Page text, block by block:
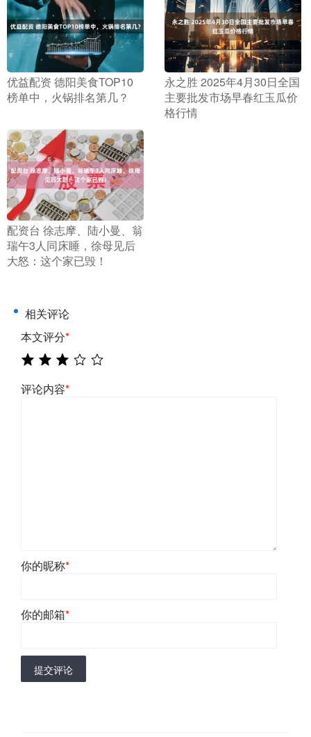
​优益配资 德阳美食TOP10
榜单中，火锅排名第几？
​永之胜 2025年4月30日全国
主要批发市场早春红玉瓜价
格行情
​配资台 徐志摩、陆小曼、翁
瑞午3人同床睡，徐母见后
大怒：这个家已毁！
相关评论
本文评分*
评论内容*
你的昵称*
你的邮箱*
提交评论